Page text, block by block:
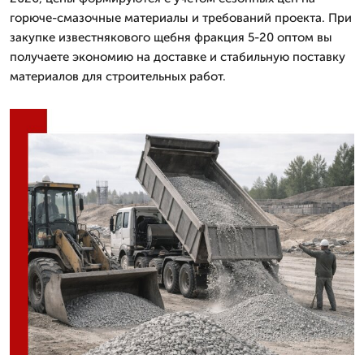
горюче-смазочные материалы и требований проекта. При
закупке известнякового щебня фракция 5-20 оптом вы
получаете экономию на доставке и стабильную поставку
материалов для строительных работ.